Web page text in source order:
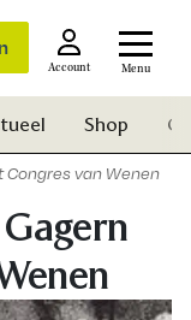
Account Menu
Shop
Congres van Wenen